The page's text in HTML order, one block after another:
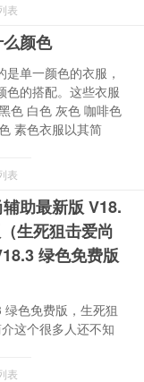
表
颜色
单一颜色的衣服，
色的搭配。这些衣服
色 白色 灰色 咖啡色
素色衣服以其简
表
助最新版 V18.
生死狙击爱尚
绿色免费版
色免费版，生死狙
这个很多人还不知
表